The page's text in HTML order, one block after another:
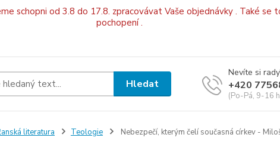
schopni od 3.8 do 17.8. zpracovávat Vaše objednávky . Také
pochopení .
Hledat
Nevíte si
+420
(Po-Pá, 9-16
literatura Teologie Nebezpečí, kterým čelí současná církev -